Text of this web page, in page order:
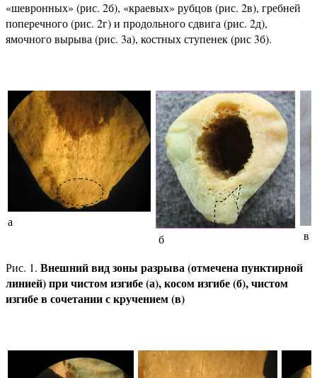
«шевронных» (рис. 2б), «краевых» рубцов (рис. 2в), гребней
поперечного (рис. 2г) и продольного сдвига (рис. 2д),
ямочного вырыва (рис. 3а), костных ступенек (рис 3б).
а
б
в
Рис. 1. Внешний вид зоны разрыва (отмечена пунктирной
линией) при чистом изгибе (а), косом изгибе (б), чистом
изгибе в сочетании с кручением (в)